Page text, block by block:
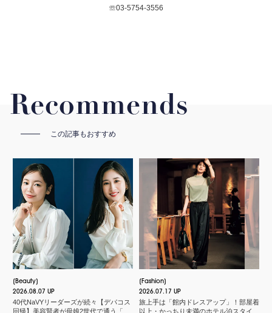
☏03-5754-3556
Recommends
この記事もおすすめ
Beauty
2026.08.07 UP
40代NaVYリーダーズが続々【デパコス
回帰】美容賢者が母娘2世代で通う「化
Fashion
2026.07.17 UP
旅上手は「館内ドレスアップ」！部屋着
以上・かっちり未満のホテル泊スタイル